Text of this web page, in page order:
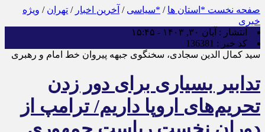
صفحه نخست *استان ها / *سیاسی / آخرین اخبار / تهران / ویژه
خبری
انتشار : آبان ۳۰, ۱۴۰۳ - ۱۵:۴۵
کد خبر : 136381
سید کمال الدین سجادی، سخنگوی جبهه پیروان خط امام و رهبری
تدابیر بسیاری برای دور زدن
تحریم‌های اروپا داریم/ ترامپ از